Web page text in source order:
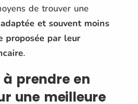
de trouver une
et souvent moins
proposée par leur
.
à prendre en
une meilleure